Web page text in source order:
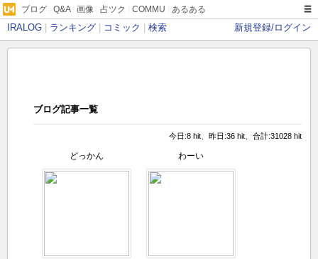
ブログ Q&A| 画像 占ツク COMMU あるある
IRALOG ランキング コミック 検索 新規登録/ログイン
ブログ記事一覧
今日:8 hit、昨日:36 hit、合計:31028 hit
どっかん わーい